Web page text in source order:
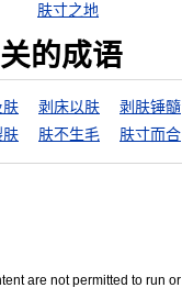
肤寸之地
的成语
肤 剥床以肤 剥肤锤髓
肤 肤不生毛 肤寸而合
are not permitted to run